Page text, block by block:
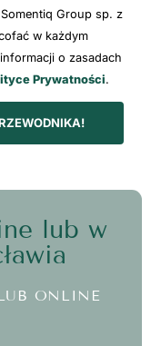
Group sp. z
w każdym
o zasadach
Prywatności.
lub w
ONLINE